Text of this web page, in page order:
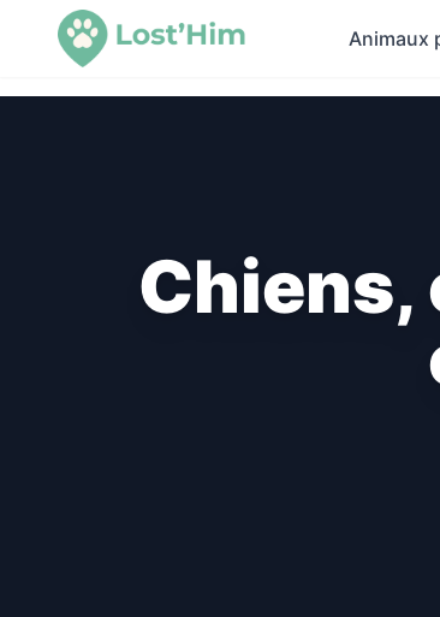
Animaux
Chiens,